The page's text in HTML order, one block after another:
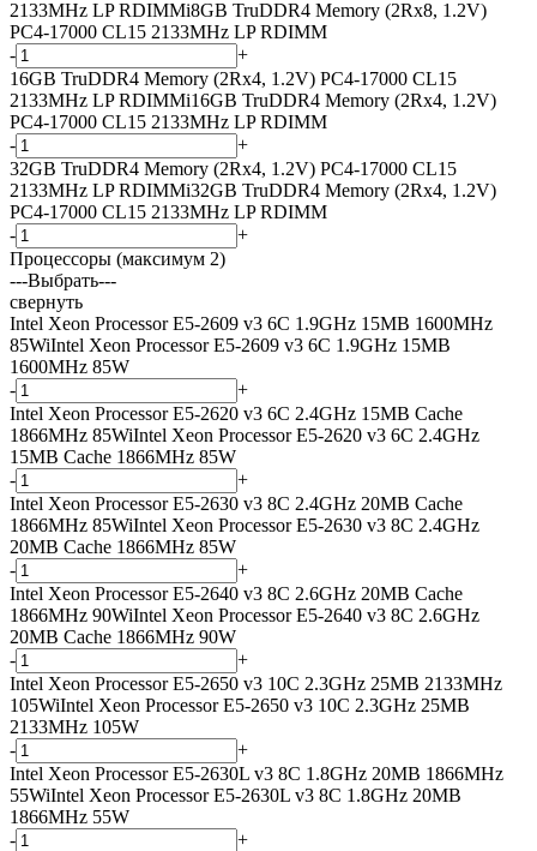
2133MHz LP RDIMMi8GB TruDDR4 Memory (2Rx8, 1.2V)
PC4-17000 CL15 2133MHz LP RDIMM
-
+
16GB TruDDR4 Memory (2Rx4, 1.2V) PC4-17000 CL15
2133MHz LP RDIMMi16GB TruDDR4 Memory (2Rx4, 1.2V)
PC4-17000 CL15 2133MHz LP RDIMM
-
+
32GB TruDDR4 Memory (2Rx4, 1.2V) PC4-17000 CL15
2133MHz LP RDIMMi32GB TruDDR4 Memory (2Rx4, 1.2V)
PC4-17000 CL15 2133MHz LP RDIMM
-
+
Процессоры (максимум 2)
---Выбрать---
свернуть
Intel Xeon Processor E5-2609 v3 6C 1.9GHz 15MB 1600MHz
85WiIntel Xeon Processor E5-2609 v3 6C 1.9GHz 15MB
1600MHz 85W
-
+
Intel Xeon Processor E5-2620 v3 6C 2.4GHz 15MB Cache
1866MHz 85WiIntel Xeon Processor E5-2620 v3 6C 2.4GHz
15MB Cache 1866MHz 85W
-
+
Intel Xeon Processor E5-2630 v3 8C 2.4GHz 20MB Cache
1866MHz 85WiIntel Xeon Processor E5-2630 v3 8C 2.4GHz
20MB Cache 1866MHz 85W
-
+
Intel Xeon Processor E5-2640 v3 8C 2.6GHz 20MB Cache
1866MHz 90WiIntel Xeon Processor E5-2640 v3 8C 2.6GHz
20MB Cache 1866MHz 90W
-
+
Intel Xeon Processor E5-2650 v3 10C 2.3GHz 25MB 2133MHz
105WiIntel Xeon Processor E5-2650 v3 10C 2.3GHz 25MB
2133MHz 105W
-
+
Intel Xeon Processor E5-2630L v3 8C 1.8GHz 20MB 1866MHz
55WiIntel Xeon Processor E5-2630L v3 8C 1.8GHz 20MB
1866MHz 55W
-
+